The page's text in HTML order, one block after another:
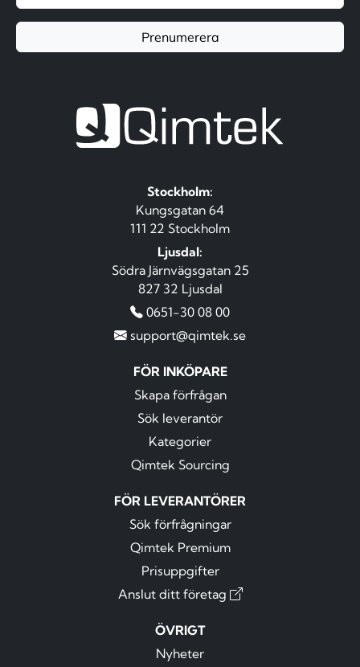
Prenumerera
Stockholm:
Kungsgatan 64
111 22 Stockholm
Ljusdal:
Södra Järnvägsgatan 25
827 32 Ljusdal
0651-30 08 00
support@qimtek.se
FÖR INKÖPARE
Skapa förfrågan
Sök leverantör
Kategorier
Qimtek Sourcing
FÖR LEVERANTÖRER
Sök förfrågningar
Qimtek Premium
Prisuppgifter
Anslut ditt företag
ÖVRIGT
Nyheter